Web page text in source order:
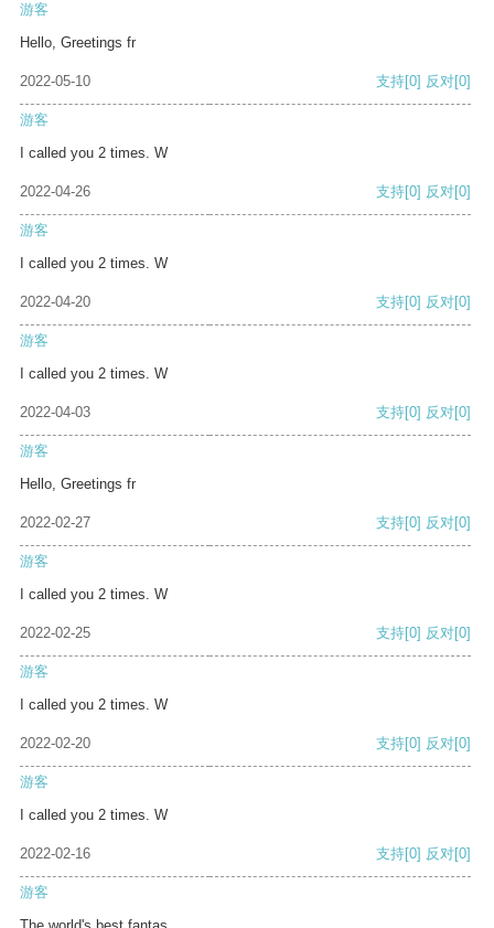
游客
Hello, Greetings fr
2022-05-10 支持[0] 反对[0]
游客
I called you 2 times. W
2022-04-26 支持[0] 反对[0]
游客
I called you 2 times. W
2022-04-20 支持[0] 反对[0]
游客
I called you 2 times. W
2022-04-03 支持[0] 反对[0]
游客
Hello, Greetings fr
2022-02-27 支持[0] 反对[0]
游客
I called you 2 times. W
2022-02-25 支持[0] 反对[0]
游客
I called you 2 times. W
2022-02-20 支持[0] 反对[0]
游客
I called you 2 times. W
2022-02-16 支持[0] 反对[0]
游客